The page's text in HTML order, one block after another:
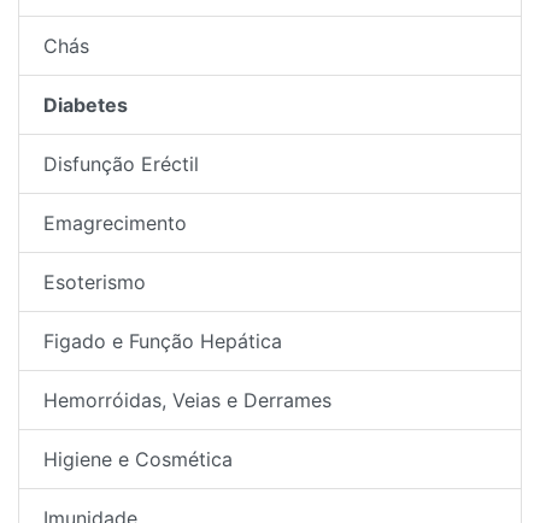
Chás
Diabetes
Disfunção Eréctil
Emagrecimento
Esoterismo
Figado e Função Hepática
Hemorróidas, Veias e Derrames
Higiene e Cosmética
Imunidade